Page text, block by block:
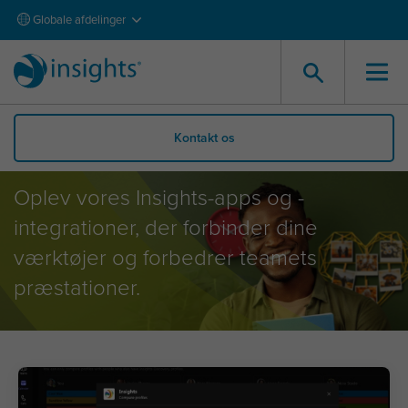
Globale afdelinger
Kontakt os
Apps og Integrationer
Oplev vores Insights-apps og -
integrationer, der forbinder dine
værktøjer og forbedrer teamets
præstationer.